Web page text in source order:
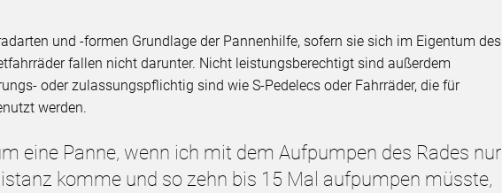
und -formen Grundlage der Pannenhilfe, sofern sie sich im Eigentum des
fallen nicht darunter. Nicht leistungsberechtigt sind außerdem
oder zulassungspflichtig sind wie S-Pedelecs oder Fahrräder, die für
werden.
eine Panne, wenn ich mit dem Aufpumpen des Rades nur
komme und so zehn bis 15 Mal aufpumpen müsste,